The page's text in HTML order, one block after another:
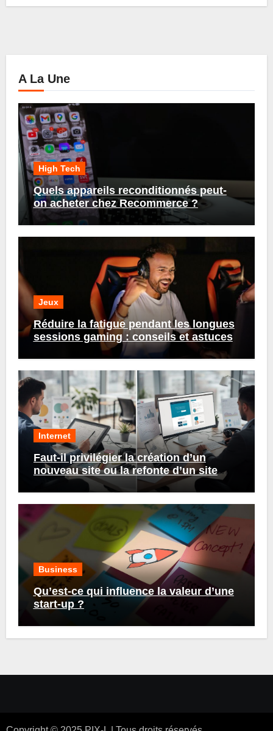
A La Une
High Tech
Quels appareils reconditionnés peut-
on acheter chez Recommerce ?
Jeux
Réduire la fatigue pendant les longues
sessions gaming : conseils et astuces
Internet
Faut-il privilégier la création d’un
nouveau site ou la refonte d’un site
existant ?
Business
Qu’est-ce qui influence la valeur d’une
start-up ?